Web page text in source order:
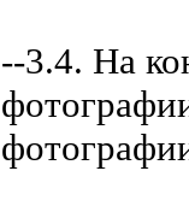
--3.4. На